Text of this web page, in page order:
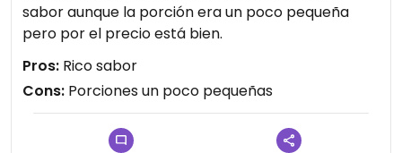
sabor aunque la porción era un poco pequeña
pero por el precio está bien.
Pros: Rico sabor
Cons: Porciones un poco pequeñas